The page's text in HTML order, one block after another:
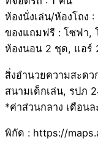
ห้องนั่งเล่น/ห้องโถง :
ของแถมฟรี : โซฟา,
ห้องนอน 2 ชุด, แอร์
สิ่งอำนวยความสะดว
สนามเด็กเล่น, รปภ
*ค่าส่วนกลาง เดือน
พิกัด : https://